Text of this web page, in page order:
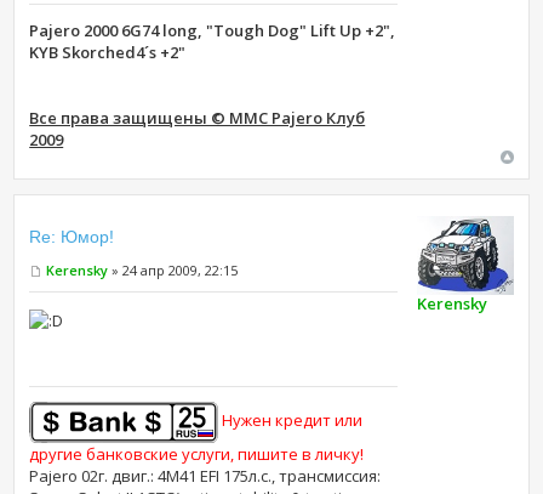
Pajero 2000 6G74 long, "Tough Dog" Lift Up +2",
KYB Skorched4´s +2"
Все права защищены © MMC Pajero Клуб
2009
Re: Юмор!
Kerensky » 24 апр 2009, 22:15
Нужен кредит или
другие банковские услуги, пишите в личку!
Pajero 02г. двиг.: 4M41 EFI 175л.с., трансмиссия:
Kerensky